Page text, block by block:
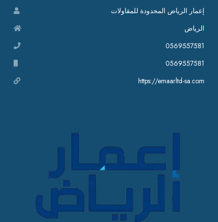
إعمار الرياض المحدودة للمقاولات
الرياض
0569557581
0569557581
https://emaarltd-sa.com